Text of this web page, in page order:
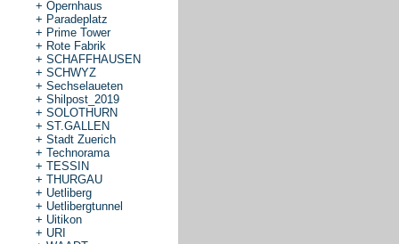
+ Opernhaus
+ Paradeplatz
+ Prime Tower
+ Rote Fabrik
+ SCHAFFHAUSEN
+ SCHWYZ
+ Sechselaueten
+ Shilpost_2019
+ SOLOTHURN
+ ST.GALLEN
+ Stadt Zuerich
+ Technorama
+ TESSIN
+ THURGAU
+ Uetliberg
+ Uetlibergtunnel
+ Uitikon
+ URI